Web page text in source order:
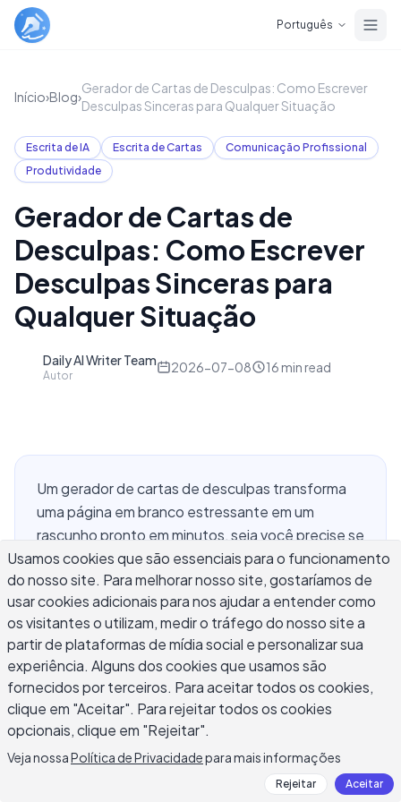
Português
Início›Blog›
Gerador de Cartas de Desculpas: Como Escrever
Desculpas Sinceras para Qualquer Situação
Escrita de IA Escrita de Cartas
Comunicação Profissional
Produtividade
Gerador de Cartas de
Desculpas: Como Escrever
Desculpas Sinceras para
Qualquer Situação
Daily AI Writer Team
Autor
2026-07-08 16 min read
Um gerador de cartas de desculpas transforma
uma página em branco estressante em um
rascunho pronto em minutos, seja você precise se
desculpar com um amigo próximo, um gerente, um
cliente ou um parceiro comercial por escrito.
Acertar o tom importa mais aqui do que em quase
qualquer outro tipo de escrita: muito rígido e a
desculpa parece oca, muito casual e pode
parecer que você não está levando a situação a
sério. Este guia cobre como um gerador de cartas
de desculpas funciona, como escrever uma carta
de desculpas que soe sincera em vez de
roteirizada, e como a abordagem muda em
situações pessoais, profissionais, com clientes e
Usamos cookies que são essenciais para o funcionamento
do nosso site. Para melhorar nosso site, gostaríamos de
usar cookies adicionais para nos ajudar a entender como
os visitantes o utilizam, medir o tráfego do nosso site a
partir de plataformas de mídia social e personalizar sua
experiência. Alguns dos cookies que usamos são
fornecidos por terceiros. Para aceitar todos os cookies,
clique em "Aceitar". Para rejeitar todos os cookies
opcionais, clique em "Rejeitar".
Veja nossaPolítica de Privacidadepara mais informações
Rejeitar Aceitar